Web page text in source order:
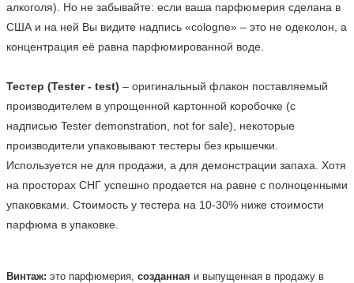
алкоголя). Но не забывайте: если ваша парфюмерия сделана в
США и на ней Вы видите надпись «cologne» – это не одеколон, а
концентрация её равна парфюмированной воде.
Тестер (Tester - test) – оригинальный флакон поставляемый
производителем в упрощенной картонной коробочке (с
надписью Tester demonstration, not for sale), некоторые
производители упаковывают тестеры без крышечки.
Используется не для продажи, а для демонстрации запаха. Хотя
на просторах СНГ успешно продается на равне с полноценными
упаковками. Стоимость у тестера на 10-30% ниже стоимости
парфюма в упаковке.
Винтаж: это парфюмерия, созданная и выпущенная в продажу в